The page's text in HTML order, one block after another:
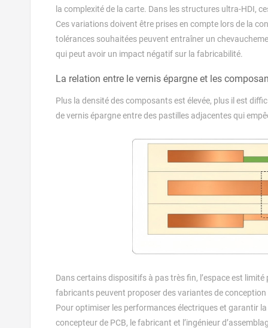
la complexité de la carte. Dans les structures ultra-HDI,
Ces variations doivent être prises en compte lors de la
tolérances souhaitées peuvent entraîner un
qui peut avoir un impact négatif sur la fabricabilité.
La relation entre le vernis épargne et les
Plus la densité des composants est élevée, plus il est
de vernis épargne entre des pastilles adjacentes qui
Dans certains dispositifs à pas très fin, l’espace est
fabricants peuvent proposer des variantes de
Pour optimiser les performances électriques et garantir
concepteur de PCB, le fabricant et l’ingénieur